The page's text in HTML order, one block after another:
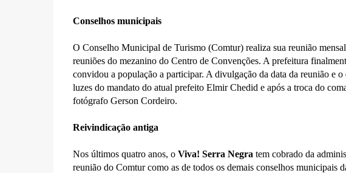
Conselhos municipais
O Conselho Municipal de Turismo (Comtur) realiza sua reunião
reuniões do mezanino do Centro de Convenções. A prefeitura
convidou a população a participar. A divulgação da data da reunião e
luzes do mandato do atual prefeito Elmir Chedid e após a troca do
fotógrafo Gerson Cordeiro.
Reivindicação antiga
Nos últimos quatro anos, o Viva! Serra Negra tem cobrado da
reunião do Comtur como as de todos os demais conselhos municipais